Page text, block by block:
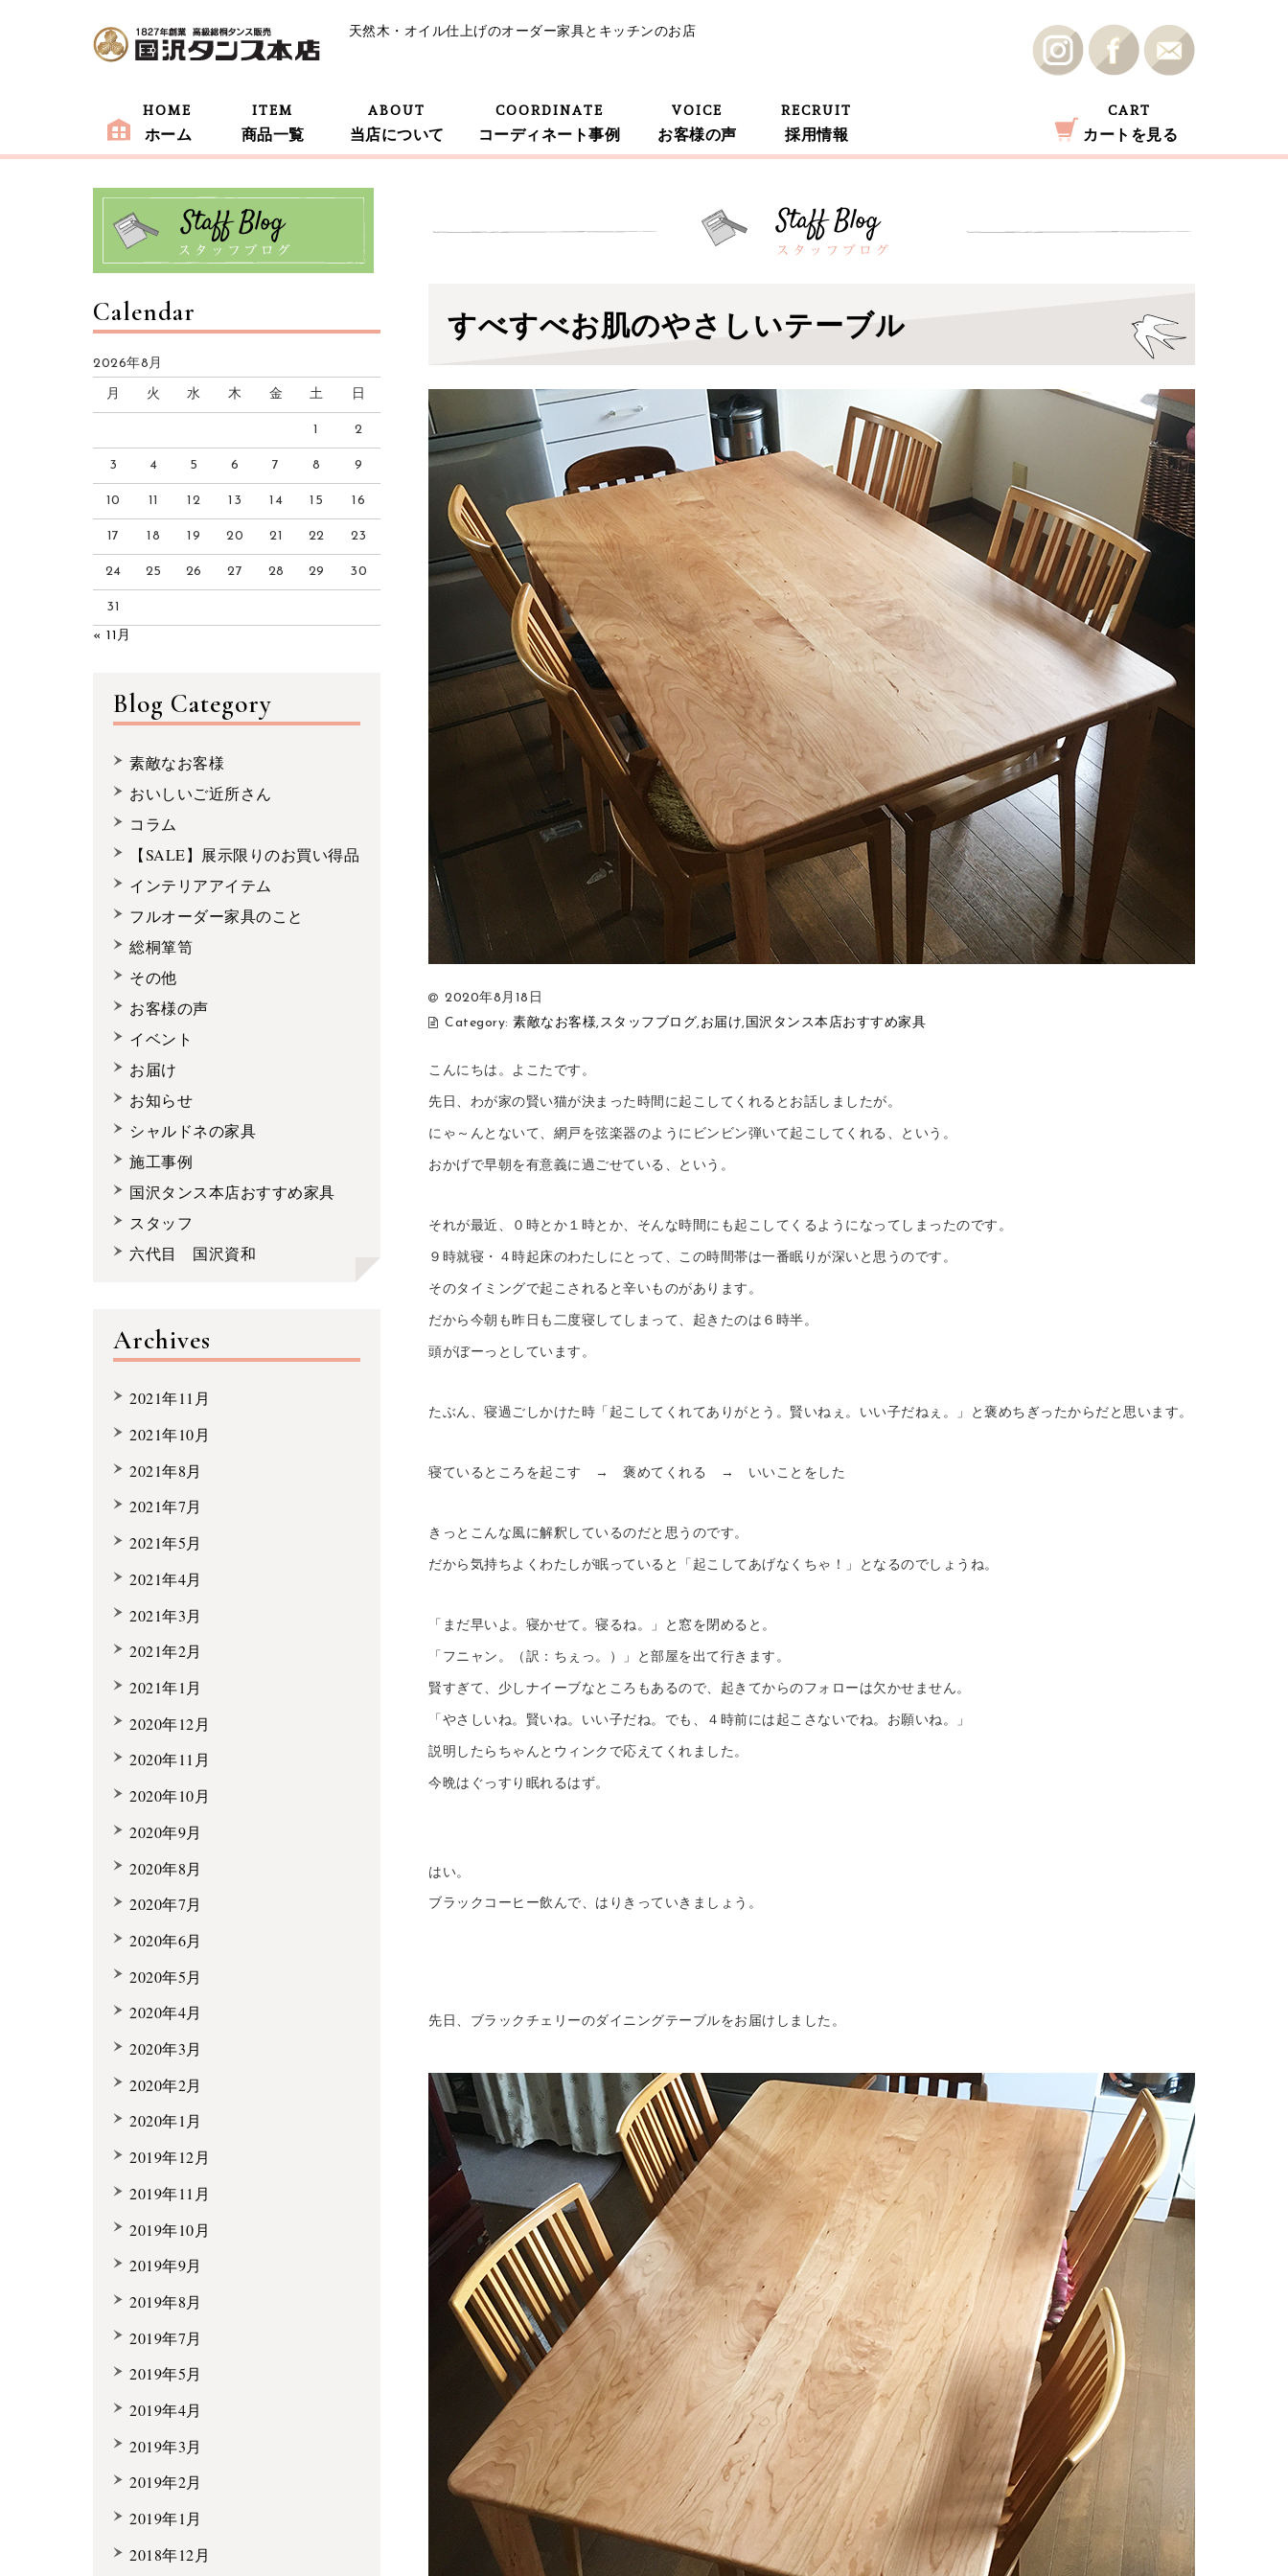
天然木・オイル仕上げのオーダー家具とキッチンのお店
ホーム
HOME
商品一覧
ITEM
当店について
ABOUT
コーディネート事例
COORDINATE
お客様の声
VOICE
採用情報
RECRUIT
カートを見る
CART
すべすべお肌のやさしいテーブル
2020年8月18日
Category:素敵なお客様,スタッフブログ,お届け, 国沢タンス本店おすすめ家具
こんにちは。よこたです。
先日、わが家の賢い猫が決まった時間に起こしてくれるとお話しましたが。
にゃ～んとないて、網戸を弦楽器のようにビンビン弾いて起こしてくれる、という。
おかげで早朝を有意義に過ごせている、という。
それが最近、０時とか１時とか、そんな時間にも起こしてくるようになってしまったのです。
９時就寝・４時起床のわたしにとって、この時間帯は一番眠りが深いと思うのです。
そのタイミングで起こされると辛いものがあります。
だから今朝も昨日も二度寝してしまって、起きたのは６時半。
頭がぼーっとしています。
たぶん、寝過ごしかけた時「起こしてくれてありがとう。賢いねぇ。いい子だねぇ。」と褒めちぎったからだと思います。
寝ているところを起こす → 褒めてくれる → いいことをした
きっとこんな風に解釈しているのだと思うのです。
だから気持ちよくわたしが眠っていると「起こしてあげなくちゃ！」となるのでしょうね。
「まだ早いよ。寝かせて。寝るね。」と窓を閉めると。
「フニャン。（訳：ちぇっ。）」と部屋を出て行きます。
賢すぎて、少しナイーブなところもあるので、起きてからのフォローは欠かせません。
「やさしいね。賢いね。いい子だね。でも、４時前には起こさないでね。お願いね。」
説明したらちゃんとウィンクで応えてくれました。
今晩はぐっすり眠れるはず。
はい。
ブラックコーヒー飲んで、はりきっていきましょう。
先日、ブラックチェリーのダイニングテーブルをお届けしました。
Calendar
2026年8月
月 火 水 木 金 土 日
1 2
3 4 5 6 7 8 9
10 11 12 13 14 15 16
17 18 19 20 21 22 23
24 25 26 27 28 29 30
31
« 11月
Blog Category
素敵なお客様
おいしいご近所さん
コラム
【SALE】展示限りのお買い得品
インテリアアイテム
フルオーダー家具のこと
総桐箪笥
その他
お客様の声
イベント
お届け
お知らせ
シャルドネの家具
施工事例
国沢タンス本店おすすめ家具
スタッフ
六代目 国沢資和
Archives
2021年11月
2021年10月
2021年8月
2021年7月
2021年5月
2021年4月
2021年3月
2021年2月
2021年1月
2020年12月
2020年11月
2020年10月
2020年9月
2020年8月
2020年7月
2020年6月
2020年5月
2020年4月
2020年3月
2020年2月
2020年1月
2019年12月
2019年11月
2019年10月
2019年9月
2019年8月
2019年7月
2019年5月
2019年4月
2019年3月
2019年2月
2019年1月
2018年12月